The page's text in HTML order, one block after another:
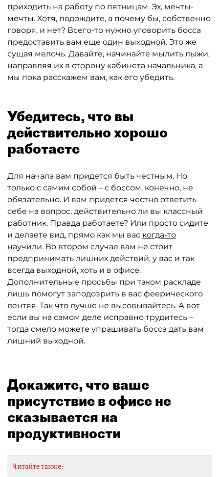
приходить на работу по пятницам. Эх, мечты-
мечты. Хотя, подождите, а почему бы, собственно
говоря, и нет? Всего-то нужно уговорить босса
предоставить вам еще один выходной. Это же
сущая мелочь. Давайте, начинайте мылить лыжи,
направляя их в сторону кабинета начальника, а
мы пока расскажем вам, как его убедить.
Убедитесь, что вы
действительно хорошо
работаете
Для начала вам придется быть честным. Но
только с самим собой – с боссом, конечно, не
обязательно. И вам придется честно ответить
себе на вопрос, действительно ли вы классный
работник. Правда работаете? Или просто сидите
и делаете вид, прямо как мы вас когда-то
научили. Во втором случае вам не стоит
предпринимать лишних действий, у вас и так
всегда выходной, хоть и в офисе.
Дополнительные просьбы при таком раскладе
лишь помогут заподозрить в вас феерического
лентяя. Так что лучше не высовывайтесь. А вот
если вы на самом деле исправно трудитесь –
тогда смело можете упрашивать босса дать вам
лишний выходной.
Докажите, что ваше
присутствие в офисе не
сказывается на
продуктивности
Читайте также: